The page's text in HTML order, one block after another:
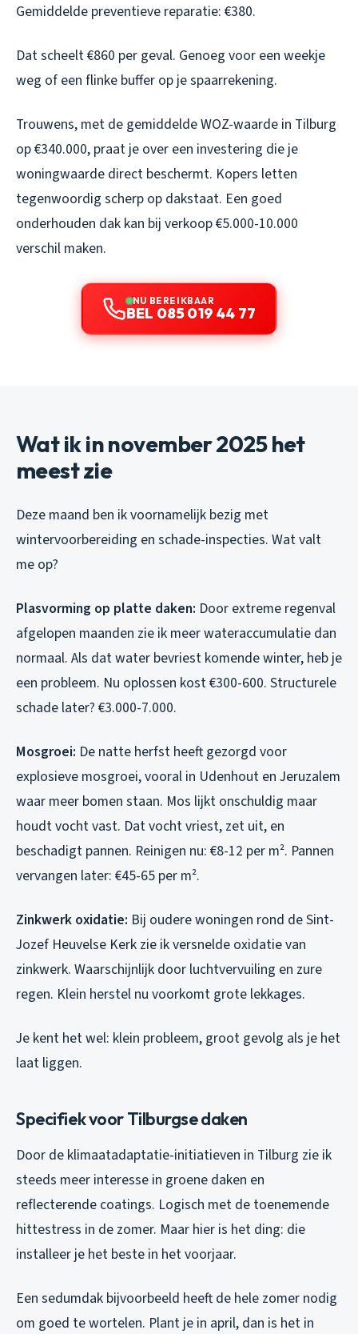
Gemiddelde preventieve reparatie: €380.
Dat scheelt €860 per geval. Genoeg voor een weekje
weg of een flinke buffer op je spaarrekening.
Trouwens, met de gemiddelde WOZ-waarde in Tilburg
op €340.000, praat je over een investering die je
woningwaarde direct beschermt. Kopers letten
tegenwoordig scherp op dakstaat. Een goed
onderhouden dak kan bij verkoop €5.000-10.000
verschil maken.
NU BEREIKBAAR
BEL 085 019 44 77
Wat ik in november 2025 het
meest zie
Deze maand ben ik voornamelijk bezig met
wintervoorbereiding en schade-inspecties. Wat valt
me op?
Plasvorming op platte daken: Door extreme regenval
afgelopen maanden zie ik meer wateraccumulatie dan
normaal. Als dat water bevriest komende winter, heb je
een probleem. Nu oplossen kost €300-600. Structurele
schade later? €3.000-7.000.
Mosgroei: De natte herfst heeft gezorgd voor
explosieve mosgroei, vooral in Udenhout en Jeruzalem
waar meer bomen staan. Mos lijkt onschuldig maar
houdt vocht vast. Dat vocht vriest, zet uit, en
beschadigt pannen. Reinigen nu: €8-12 per m². Pannen
vervangen later: €45-65 per m².
Zinkwerk oxidatie: Bij oudere woningen rond de Sint-
Jozef Heuvelse Kerk zie ik versnelde oxidatie van
zinkwerk. Waarschijnlijk door luchtvervuiling en zure
regen. Klein herstel nu voorkomt grote lekkages.
Je kent het wel: klein probleem, groot gevolg als je het
laat liggen.
Specifiek voor Tilburgse daken
Door de klimaatadaptatie-initiatieven in Tilburg zie ik
steeds meer interesse in groene daken en
reflecterende coatings. Logisch met de toenemende
hittestress in de zomer. Maar hier is het ding: die
installeer je het beste in het voorjaar.
Een sedumdak bijvoorbeeld heeft de hele zomer nodig
om goed te wortelen. Plant je in april, dan is het in